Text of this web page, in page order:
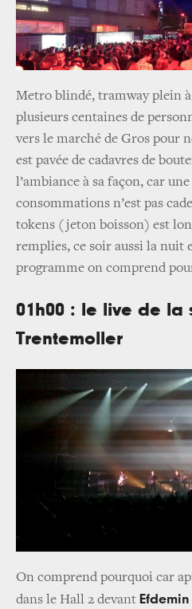
Metro blindé, tramway plein à
plusieurs centaines de
vers le marché de Gros pour
est pavée de cadavres de
l’ambiance à sa façon, car
consommations n’est pas
tokens (jeton boisson) est
remplies, ce soir aussi la nuit
programme on comprend
01h00 : le live de la
Trentemoller
On comprend pourquoi car
dans le Hall 2 devant Efdemin